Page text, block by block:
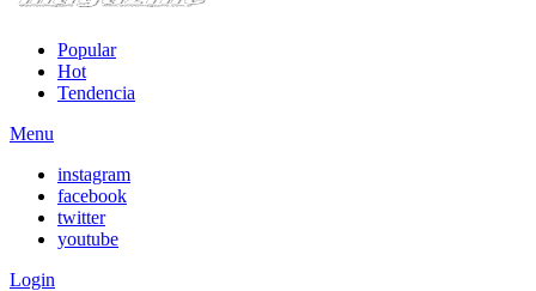
Popular
Hot
Tendencia
Menu
instagram
facebook
twitter
youtube
Login